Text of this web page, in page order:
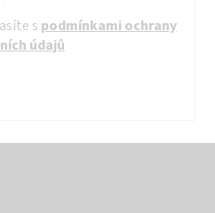
s podmínkami ochrany
údajů